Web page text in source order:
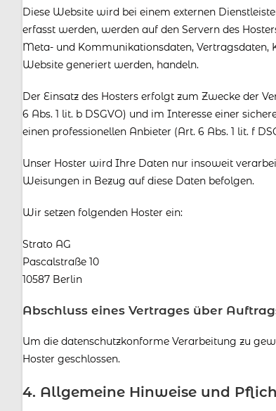
Diese Website wird bei einem externen
erfasst werden, werden auf den Servern des
Meta- und Kommunikationsdaten, Vertragsdaten,
Website generiert werden, handeln.
Der Einsatz des Hosters erfolgt zum Zwecke der
6 Abs. 1 lit. b DSGVO) und im Interesse einer
einen professionellen Anbieter (Art. 6 Abs. 1 lit. f
Unser Hoster wird Ihre Daten nur insoweit
Weisungen in Bezug auf diese Daten befolgen.
Wir setzen folgenden Hoster ein:
Strato AG
Pascalstraße 10
10587 Berlin
Abschluss eines Vertrages über
Um die datenschutzkonforme Verarbeitung zu
Hoster geschlossen.
4. Allgemeine Hinweise und